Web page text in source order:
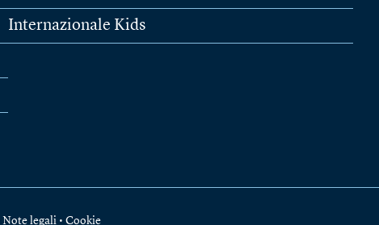
Internazionale Kids
Note legali • Cookie